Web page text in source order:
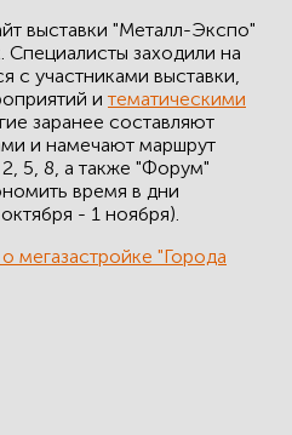
выставки "Металл-Экспо"
Специалисты заходили на
с участниками выставки,
и тематическими
заранее составляют
и намечают маршрут
5, 8, а также "Форум"
время в дни
- 1 ноября).
мегазастройке "Города